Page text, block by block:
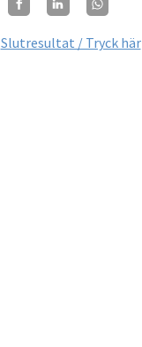
Slutresultat / Tryck här